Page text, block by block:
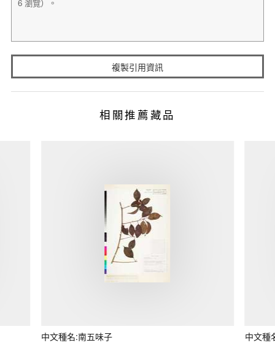
複製引用資訊
相關推薦藏品
中文種名:南五味子 中文種